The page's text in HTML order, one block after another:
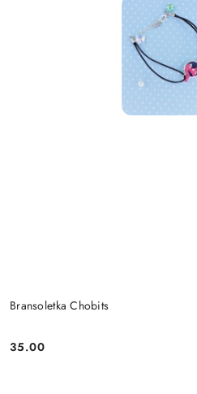
Bransoletka Chobits
Cena:
35.00